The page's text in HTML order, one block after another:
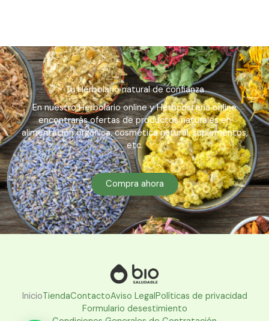
Tu Herbolario natural de confianza
En nuestro Herbolario online y Herboristería online
encontrarás ofertas de productos naturales en
alimentación orgánica, cosmética natural, suplementos,
etc.
Compra ahora
InicioTiendaContactoAviso LegalPolíticas de privacidad
Formulario desestimiento